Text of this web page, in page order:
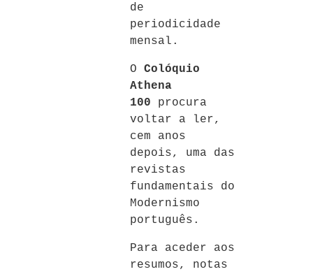
de
periodicidade
mensal.
O Colóquio
Athena
100 procura
voltar a ler,
cem anos
depois, uma das
revistas
fundamentais do
Modernismo
português.
Para aceder aos
resumos, notas